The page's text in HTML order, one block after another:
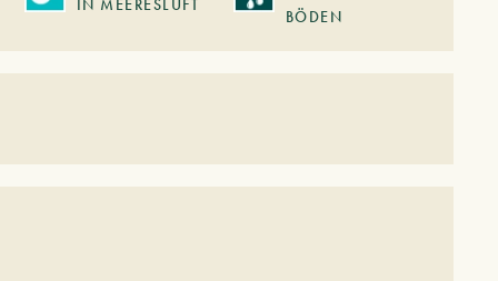
IN MEERESLUFT
BÖDEN